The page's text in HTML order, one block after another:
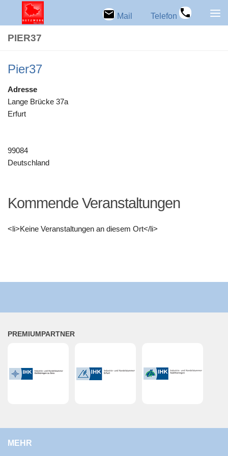
Zum Inhalt springen Mail Telefon
PIER37
Pier37
Adresse
Lange Brü­cke 37a
Erfurt
99084
Deutschland
Kom­mende Veranstaltungen
<li>Keine Ver­an­stal­tun­gen an die­sem Ort</li>
PRE­MI­UM­PART­NER
MEHR